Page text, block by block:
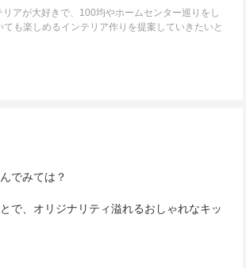
アが大好きで、100均やホームセンター巡りをし
も楽しめるインテリア作りを提案していきたいと
でみては？
で、オリジナリティ溢れるおしゃれなキッ